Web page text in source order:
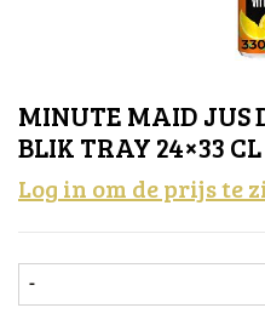
MINUTE MAID JUS
BLIK TRAY 24×33 CL
Log in om de prijs te
-